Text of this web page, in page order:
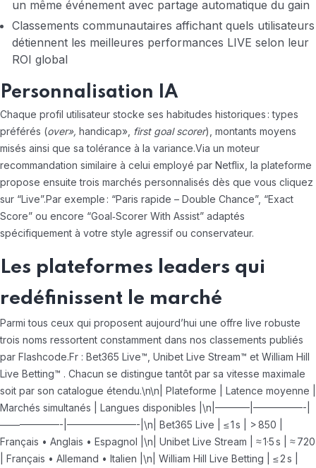
un même événement avec partage automatique du gain
Classements communautaires affichant quels utilisateurs
détiennent les meilleures performances LIVE selon leur
ROI global
Personnalisation IA
Chaque profil utilisateur stocke ses habitudes historiques : types
préférés (over», handicap», first goal scorer), montants moyens
misés ainsi que sa tolérance à la variance.Via un moteur
recommandation similaire à celui employé par Netflix, la plateforme
propose ensuite trois marchés personnalisés dès que vous cliquez
sur “Live”.Par exemple : “Paris rapide – Double Chance”, “Exact
Score” ou encore “Goal‑Scorer With Assist” adaptés
spécifiquement à votre style agressif ou conservateur.
Les plateformes leaders qui
redéfinissent le marché
Parmi tous ceux qui proposent aujourd’hui une offre live robuste
trois noms ressortent constamment dans nos classements publiés
par Flashcode.Fr : Bet365 Live™, Unibet Live Stream™ et William Hill
Live Betting™ . Chacun se distingue tantôt par sa vitesse maximale
soit par son catalogue étendu.\n\n| Plateforme | Latence moyenne |
Marchés simultanés | Langues disponibles |\n|———–|—————-|
——————-|———————-|\n| Bet365 Live | ≤ 1 s | > 850 |
Français • Anglais • Espagnol |\n| Unibet Live Stream | ≈ 1·5 s | ≈ 720
| Français • Allemand • Italien |\n| William Hill Live Betting | ≤ 2 s |